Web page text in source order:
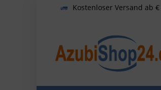
Kostenloser Versand ab